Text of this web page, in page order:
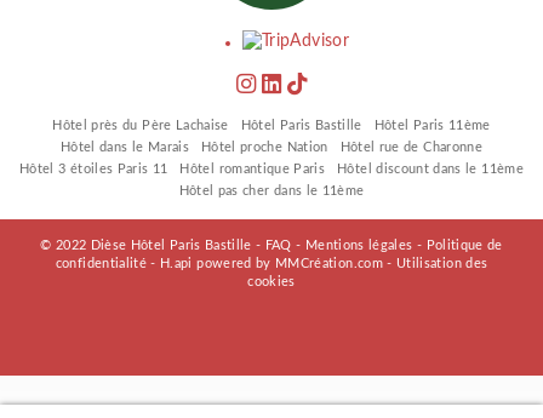
Hôtel près du Père Lachaise Hôtel Paris Bastille
Hôtel Paris 11ème
Hôtel dans le Marais
Hôtel proche Nation
Hôtel rue de Charonne
Hôtel 3 étoiles Paris 11
Hôtel romantique Paris
Hôtel discount dans le 11ème
Hôtel pas cher dans le 11ème
© 2022 Dièse Hôtel Paris Bastille - FAQ - Mentions légales - Politique de
confidentialité - H.api powered by MMCréation.com- Utilisation des
cookies